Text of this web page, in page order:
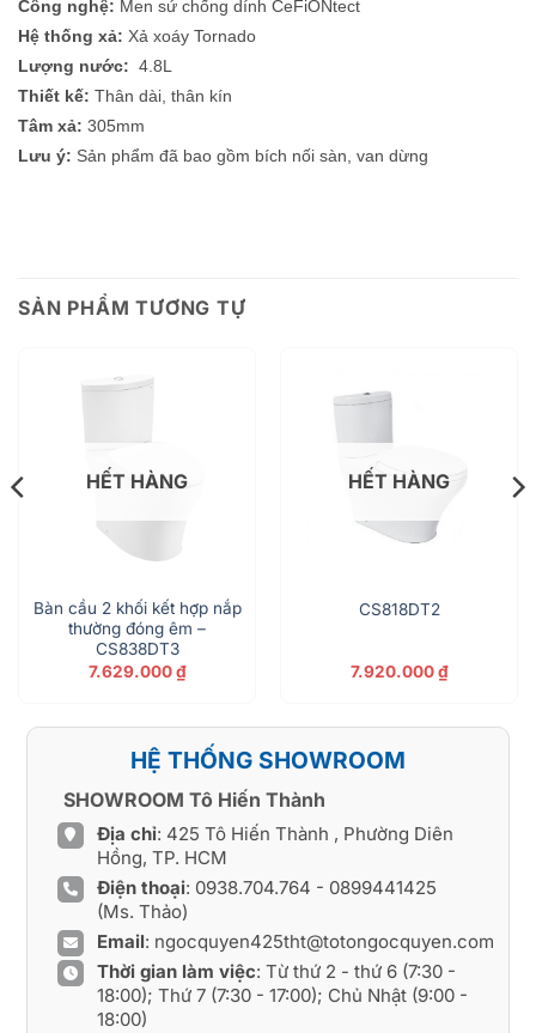
Công nghệ: Men sứ chống dính CeFiONtect
Hệ thống xả: Xả xoáy Tornado
Lượng nước: 4.8L
Thiết kế: Thân dài, thân kín
Tâm xả: 305mm
Lưu ý: Sản phẩm đã bao gồm bích nối sàn, van dừng
SẢN PHẨM TƯƠNG TỰ
HẾT HÀNG
Bàn cầu 2 khối kết hợp nắp
thường đóng êm –
CS838DT3
7.629.000₫
HẾT HÀNG
CS818DT2
7.920.000₫
₫.
HỆ THỐNG SHOWROOM
SHOWROOM Tô Hiến Thành
Địa chỉ: 425 Tô Hiến Thành , Phường Diên
Hồng, TP. HCM
Điện thoại: 0938.704.764 - 0899441425
(Ms. Thảo)
Email: ngocquyen425tht@totongocquyen.com
Thời gian làm việc: Từ thứ 2 - thứ 6 (7:30 -
18:00); Thứ 7 (7:30 - 17:00); Chủ Nhật (9:00 -
18:00)